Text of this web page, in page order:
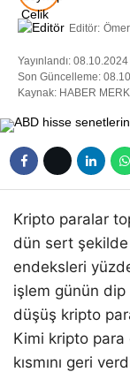
Editör:
Yayınlandı:
Son Güncelleme:
Kaynak: HABER
Kripto paralar
dün sert
endeksleri
işlem günün
düşüş kripto
Kimi kripto para
kısmını geri